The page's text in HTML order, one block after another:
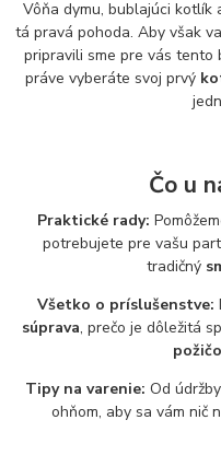
Vôňa dymu, bublajúci
tá pravá pohoda. Aby však
pripravili sme pre vás tento
práve vyberáte svoj prvý
Čo u
Praktické rady:
potrebujete pre vašu
tradičný
Všetko o príslušenstve:
súprava, prečo je dôležitá
Tipy na varenie: Od
ohňom, aby sa vám nič